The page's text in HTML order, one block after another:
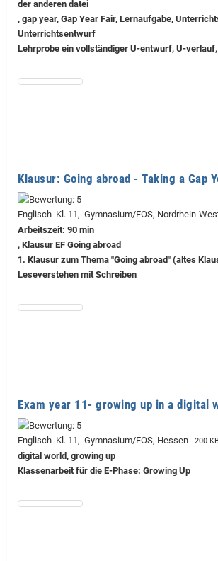
der anderen datei
, gap year, Gap Year Fair, Lernaufgabe,
Unterrichtsentwurf
Lehrprobe ein vollständiger U-entwurf, U-
Klausur: Going abroad - Taking a Gap
Englisch Kl. 11, Gymnasium/FOS, Nordrhein-
Arbeitszeit: 90 min
, Klausur EF Going abroad
1. Klausur zum Thema "Going abroad" (altes
Leseverstehen mit Schreiben
Exam year 11- growing up in a digital
Englisch Kl. 11, Gymnasium/FOS, Hessen 200
digital world, growing up
Klassenarbeit für die E-Phase: Growing Up